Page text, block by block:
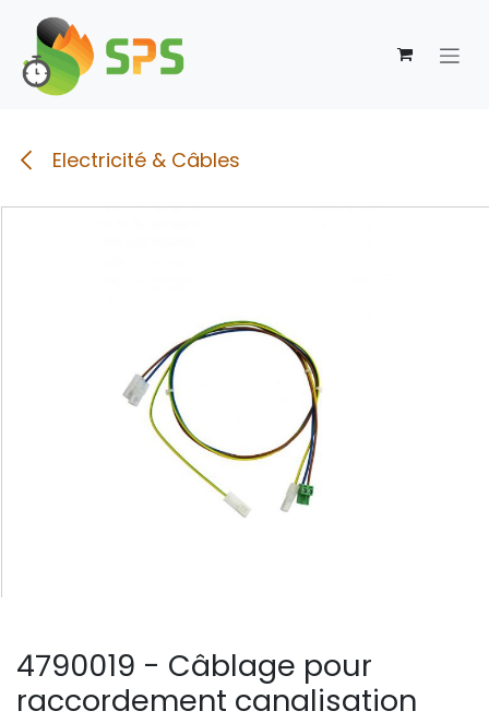
Se rendre au contenu
Electricité & Câbles
4790019 - Câblage pour
raccordement canalisation